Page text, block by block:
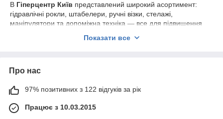
В Гіперцентр Київ представлений широкий асортимент:
гідравлічні рокли, штабелери, ручні візки, стелажі,
маніпулятори та допоміжна техніка — все для підвищення
безкоштовно і в зручний час.
Поштою, Делівері, Міст Експрес та іншими
Показати все
Про нас
97% позитивних з 122 відгуків за рік
Працює з 10.03.2015